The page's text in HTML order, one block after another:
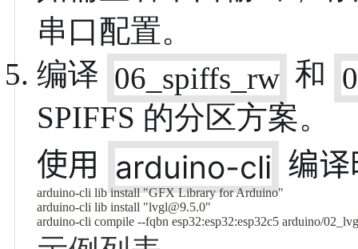
串口配置。
编译 06_spiffs_rw 和
SPIFFS 的分区方案。
使用 arduino-cli 编
arduino-cli lib install "GFX Library for Arduino"
arduino-cli lib install "lvgl@9.5.0"
arduino-cli compile --fqbn esp32:esp32:esp32c5 arduino/